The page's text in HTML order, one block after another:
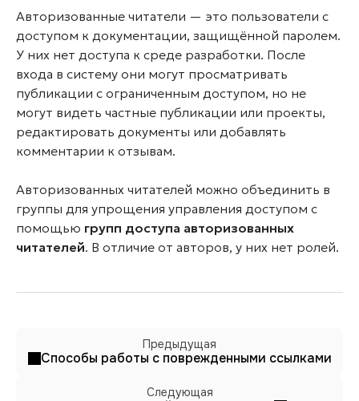
Авторизованные читатели — это пользователи с
доступом к документации, защищённой паролем.
У них нет доступа к среде разработки. После
входа в систему они могут просматривать
публикации с ограниченным доступом, но не
могут видеть частные публикации или проекты,
редактировать документы или добавлять
комментарии к отзывам.
Авторизованных читателей можно объединить в
группы для упрощения управления доступом с
помощью групп доступа авторизованных
читателей. В отличие от авторов, у них нет ролей.
Предыдущая
Способы работы с поврежденными ссылками
Следующая